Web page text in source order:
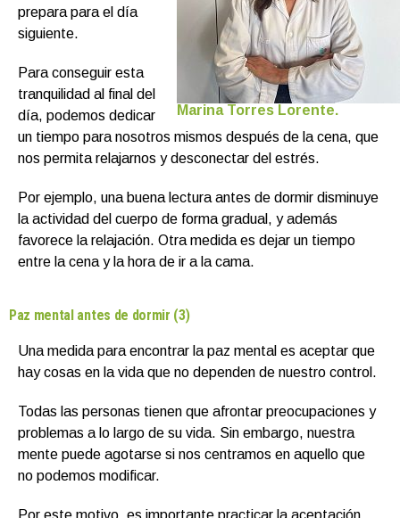
Marina Torres Lorente.
prepara para el día
siguiente.
Para conseguir esta
tranquilidad al final del
día, podemos dedicar
un tiempo para nosotros mismos después de la cena, que
nos permita relajarnos y desconectar del estrés.
Por ejemplo, una buena lectura antes de dormir disminuye
la actividad del cuerpo de forma gradual, y además
favorece la relajación. Otra medida es dejar un tiempo
entre la cena y la hora de ir a la cama.
Paz mental antes de dormir (3)
Una medida para encontrar la paz mental es aceptar que
hay cosas en la vida que no dependen de nuestro control.
Todas las personas tienen que afrontar preocupaciones y
problemas a lo largo de su vida. Sin embargo, nuestra
mente puede agotarse si nos centramos en aquello que
no podemos modificar.